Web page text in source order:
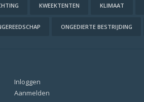
KWEEKTENTEN KLIMAAT
ONGEDIERTE BESTRIJDING
Inloggen
Aanmelden